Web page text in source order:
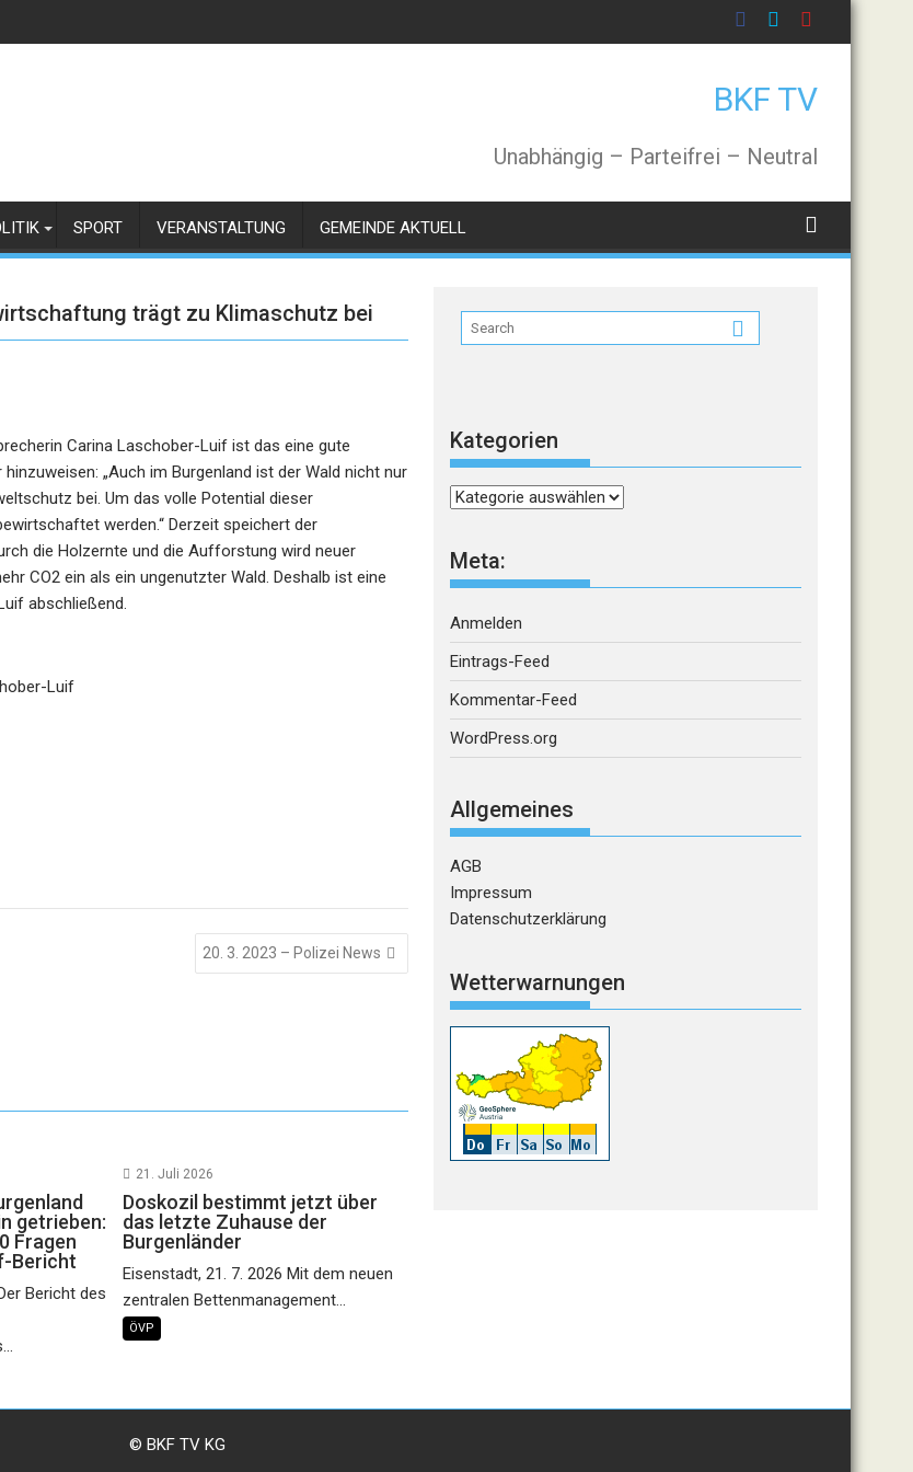
BKF TV
Unabhängig – Parteifrei – Neutral
SPORT VERANSTALTUNG GEMEINDE AKTUELL
trägt zu Klimaschutz bei
Carina Laschober-Luif ist das eine gute
„Auch im Burgenland ist der Wald nicht nur
bei. Um das volle Potential dieser
werden.“ Derzeit speichert der
die Holzernte und die Aufforstung wird neuer
CO2 ein als ein ungenutzter Wald. Deshalb ist eine
abschließend.
Luif
20. 3. 2023 – Polizei News
getrieben:
Fragen
Bericht
Bericht des
21. Juli 2026
Doskozil bestimmt jetzt über
das letzte Zuhause der
Burgenländer
Eisenstadt, 21. 7. 2026 Mit dem neuen
zentralen Bettenmanagement...
ÖVP
Kategorien
Kategorien
Meta:
Anmelden
Eintrags-Feed
Kommentar-Feed
WordPress.org
Allgemeines
AGB
Impressum
Datenschutzerklärung
Wetterwarnungen
© BKF TV KG